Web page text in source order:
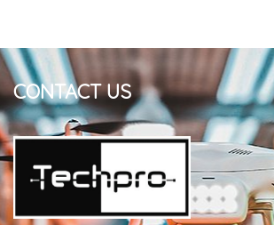
CONTACT US